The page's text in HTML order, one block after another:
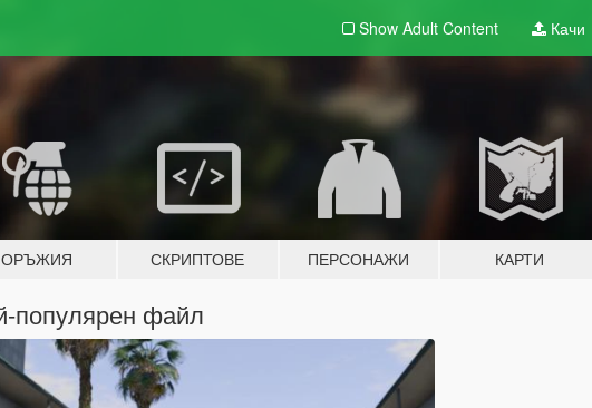
Show Adult Content Качи
ОРЪЖИЯ СКРИПТОВЕ ПЕРСОНАЖИ КАРТИ
популярен файл